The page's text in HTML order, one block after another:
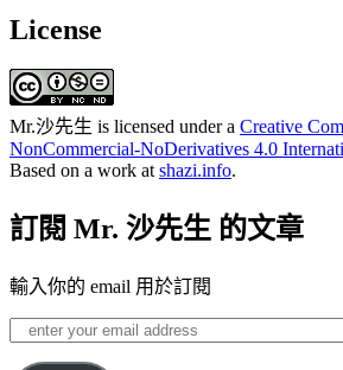
License
Mr.沙先生 is licensed under a Creative
NonCommercial-NoDerivatives 4.0
Based on a work atshazi.info.
訂閱 Mr. 沙先生 的文章
輸入你的 email 用於訂閱
enter
your